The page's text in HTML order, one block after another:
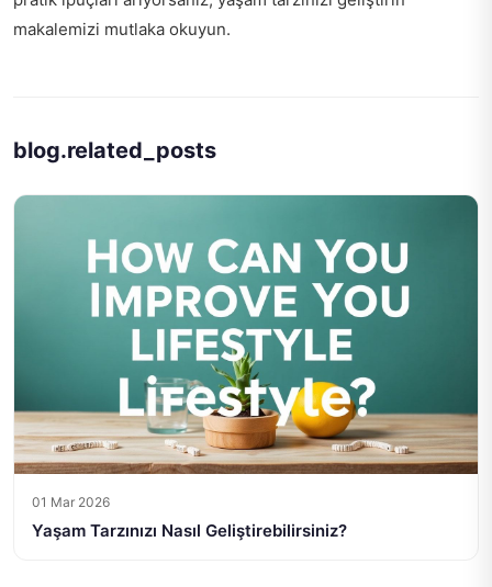
makalemizi mutlaka okuyun.
blog.related_posts
01 Mar 2026
Yaşam Tarzınızı Nasıl Geliştirebilirsiniz?